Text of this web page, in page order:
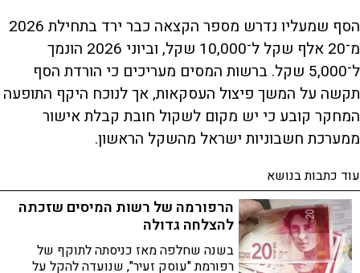
הסף שמעליו נדרש מספר הקצאה כבר ירד בתחילת 2026
מ־20 אלף שקל ל־10,000 שקל, וביוני 2026 הונמך
ל־5,000 שקל. ברשות המסים מעריכים כי הורדת הסף
תקשה על המשך פיצול העסקאות, אך לנוכח היקף התופעה
המחקר קובע כי יש מקום לשקול חובת קבלת אישור
ממערכת חשבוניות ישראל מהשקל הראשון.
עוד כתבות בנושא
הרפורמה של רשות המיסים שזכתה
להצלחה גדולה
בשנה שחלפה מאז כניסתה לתוקף של
רפורמת "עוסק זעיר", שנועדה להקל על